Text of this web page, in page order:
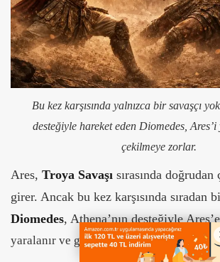
Bu kez karşısında yalnızca bir savaşçı
desteğiyle hareket eden Diomedes,
çekilmeye zorlar.
Ares, Troya Savaşı sırasında doğrudan
girer. Ancak bu kez karşısında sıradan
Diomedes, Athena’nın desteğiyle
yaralanır ve geri çekilmek zorunda kalır.